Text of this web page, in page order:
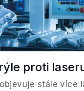
proti
stále více